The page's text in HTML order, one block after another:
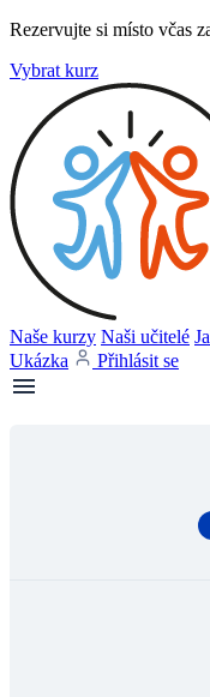
Rezervujte si místo včas
Vybrat kurz
Naše kurzy Naši učitelé
Ukázka
Přihlásit se